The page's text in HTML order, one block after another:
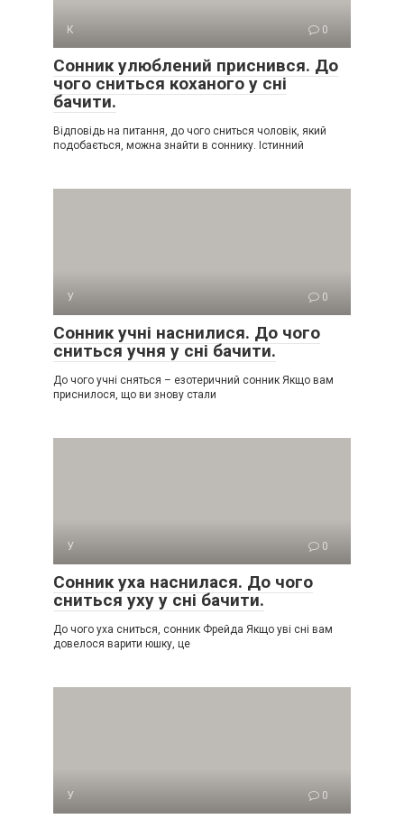
К 0
Сонник улюблений приснився. До
чого сниться коханого у сні
бачити.
Відповідь на питання, до чого сниться чоловік, який
подобається, можна знайти в соннику. Істинний
У 0
Сонник учні наснилися. До чого
сниться учня у сні бачити.
До чого учні сняться – езотеричний сонник Якщо вам
приснилося, що ви знову стали
У 0
Сонник уха наснилася. До чого
сниться уху у сні бачити.
До чого уха сниться, сонник Фрейда Якщо уві сні вам
довелося варити юшку, це
У 0